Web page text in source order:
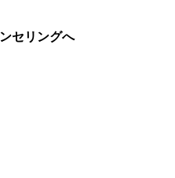
セリングへ